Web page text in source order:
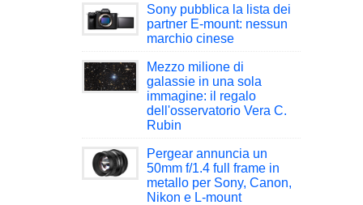
Sony pubblica la lista dei
partner E-mount: nessun
marchio cinese
Mezzo milione di
galassie in una sola
immagine: il regalo
dell'osservatorio Vera C.
Rubin
Pergear annuncia un
50mm f/1.4 full frame in
metallo per Sony, Canon,
Nikon e L-mount